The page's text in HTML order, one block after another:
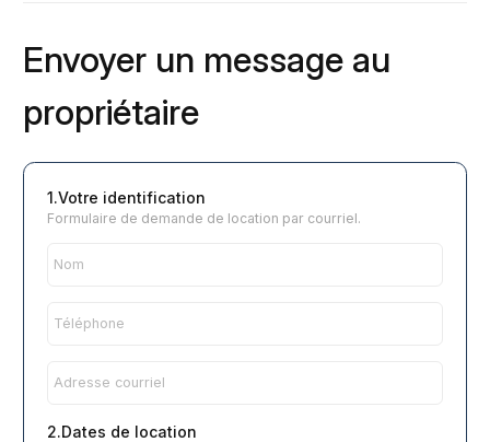
Envoyer un message au
propriétaire
Formulaire de demande de location par courriel.
1.Votre identification
2.Dates de location